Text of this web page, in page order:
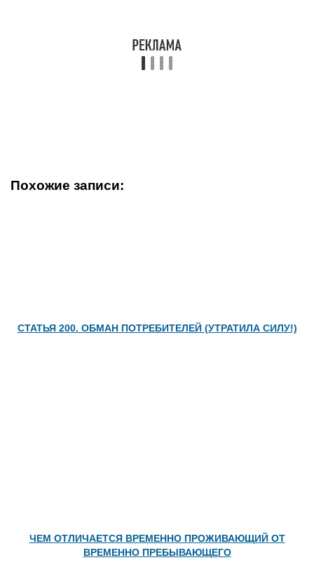
Похожие записи:
СТАТЬЯ 200. ОБМАН ПОТРЕБИТЕЛЕЙ (УТРАТИЛА СИЛУ!)
ЧЕМ ОТЛИЧАЕТСЯ ВРЕМЕННО ПРОЖИВАЮЩИЙ ОТ
ВРЕМЕННО ПРЕБЫВАЮЩЕГО